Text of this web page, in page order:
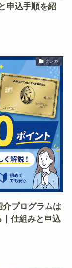
申込手順を紹
クレカ
プログラムは
仕組みと申込